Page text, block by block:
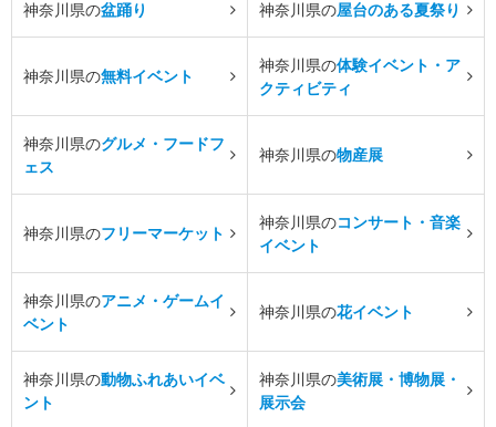
神奈川県の盆踊り 神奈川県の屋台のある夏祭り
神奈川県の無料イベント
神奈川県の体験イベント・ア
クティビティ
神奈川県のグルメ・フードフ
ェス
神奈川県の物産展
神奈川県のフリーマーケット
神奈川県のコンサート・音楽
イベント
神奈川県のアニメ・ゲームイ
ベント
神奈川県の花イベント
神奈川県の動物ふれあいイベ
ント
神奈川県の美術展・博物展・
展示会